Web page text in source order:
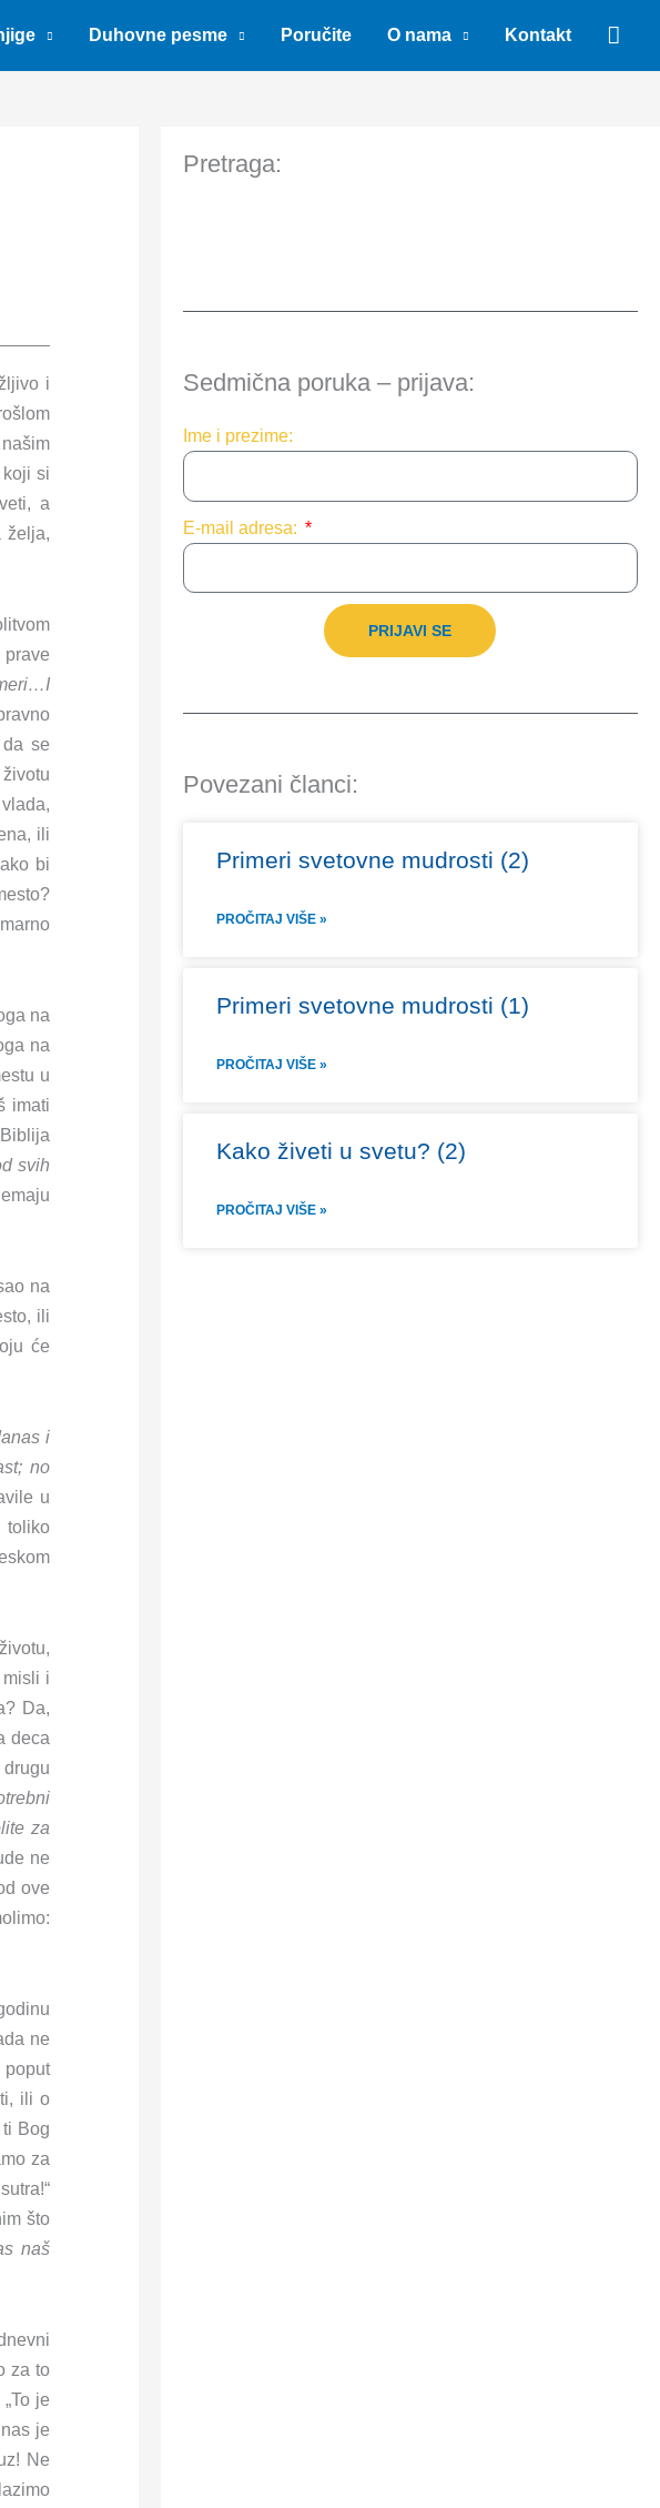
Duhovne pesme Poručite O nama Kontakt
i
koji si
a
želja,
se
ili
bi
na
na
u
imati
svih
na
ili
će
i
no
u
toliko
misli i
Da,
deca
za
ne
ove
ne
poput
ili o
Bog
za
što
naš
za to
je
je
Ne
Pretraga:
Sedmična poruka – prijava:
Ime i prezime:
E-mail adresa:
PRIJAVI SE
Povezani članci:
Primeri svetovne mudrosti (2)
PROČITAJ VIŠE »
Primeri svetovne mudrosti (1)
PROČITAJ VIŠE »
Kako živeti u svetu? (2)
PROČITAJ VIŠE »